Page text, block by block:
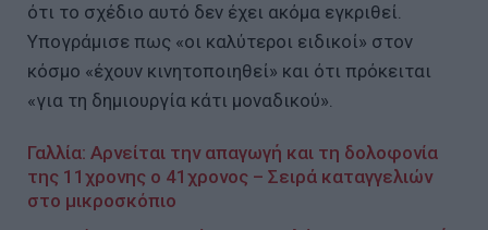
ότι το σχέδιο αυτό δεν έχει ακόμα εγκριθεί.
Υπογράμισε πως «οι καλύτεροι ειδικοί» στον
κόσμο «έχουν κινητοποιηθεί» και ότι πρόκειται
«για τη δημιουργία κάτι μοναδικού».
Γαλλία: Αρνείται την απαγωγή και τη δολοφονία
της 11χρονης ο 41χρονος – Σειρά καταγγελιών
στο μικροσκόπιο